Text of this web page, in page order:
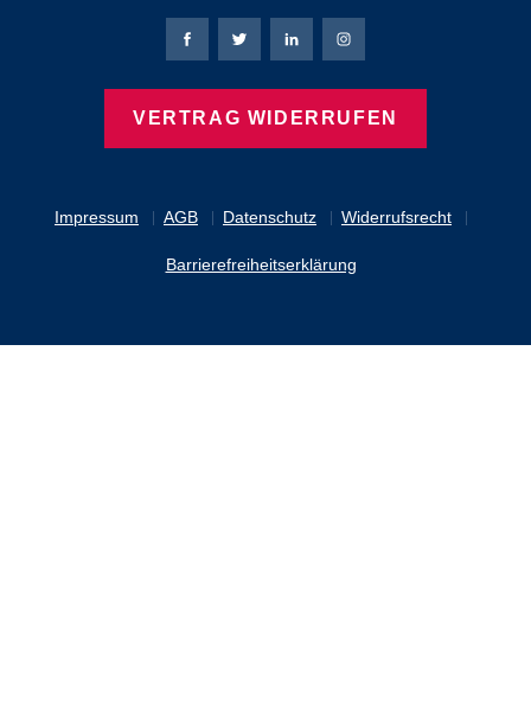
Impressum AGB Datenschutz Widerrufsrecht
Barrierefreiheitserklärung
Bierbaum-Proenen Facebook-Seite
Bierbaum-Proenen Twitter Seite
Bierbaum-Proenen LinkedIn
Bierbaum-Proenen
VERTRAG WIDERRUFEN